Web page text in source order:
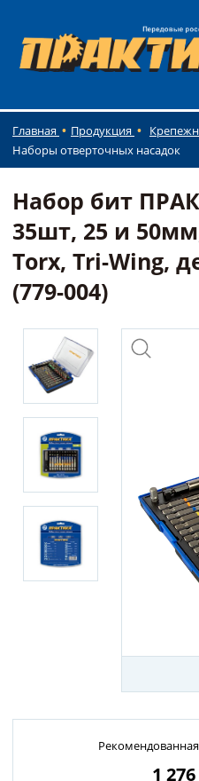
Главная Продукция
Наборы отверточных насадок
Набор бит
35шт, 25 и
Torx, Tri-Wing,
(779-004)
1 276